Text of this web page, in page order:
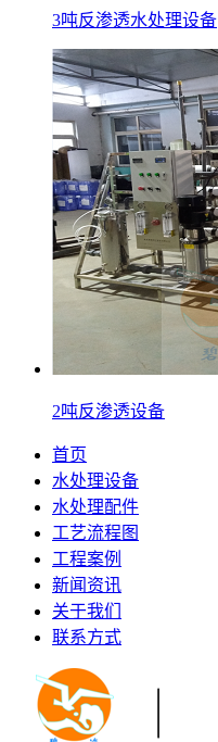
3吨反渗透水处理设备
2吨反渗透设备
首页
水处理设备
水处理配件
工艺流程图
工程案例
新闻资讯
关于我们
联系方式